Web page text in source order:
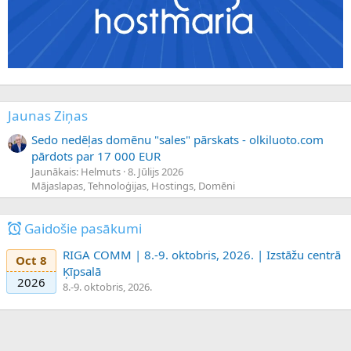
Jaunas Ziņas
Sedo nedēļas domēnu "sales" pārskats - olkiluoto.com
pārdots par 17 000 EUR
Jaunākais: Helmuts 8. Jūlijs 2026
Mājaslapas, Tehnoloģijas, Hostings, Domēni
Gaidošie pasākumi
Oct 8
2026
RIGA COMM | 8.-9. oktobris, 2026. | Izstāžu centrā
Ķīpsalā
8.-9. oktobris, 2026.